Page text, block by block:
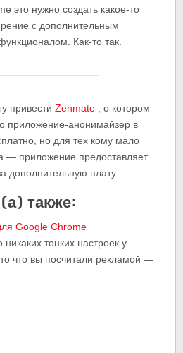
это нужно создать какое-то
с дополнительным
Как-то так.
привести Zenmate, о котором
приложение-анонимайзер в
но для тех кому мало
— приложение предоставляет
дополнительную плату.
также:
Google Chrome
тонких настроек у
что вы посчитали рекламой —